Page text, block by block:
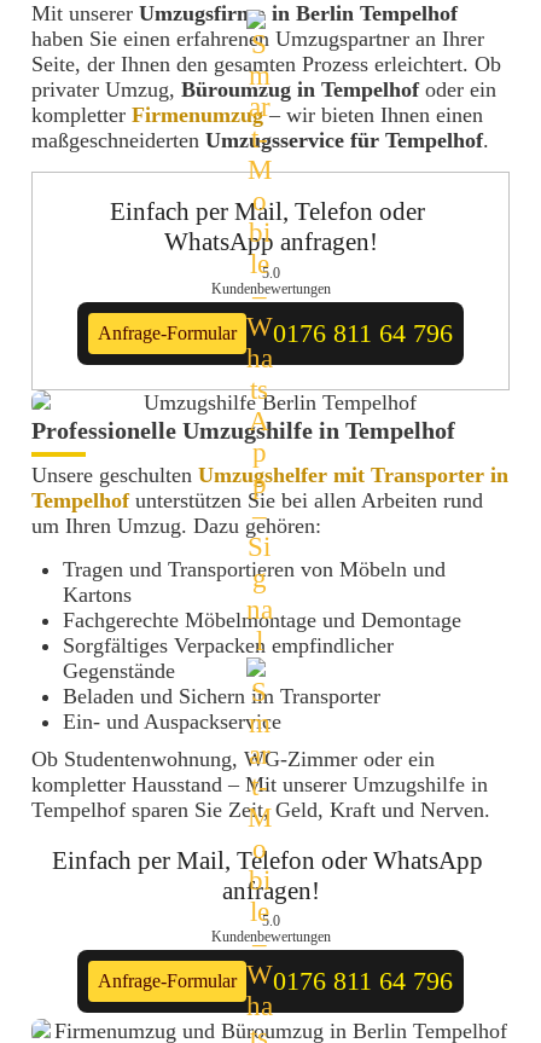
Mit unserer Umzugsfirma in Berlin Tempelhof
haben Sie einen erfahrenen Umzugspartner an Ihrer
Seite, der Ihnen den gesamten Prozess erleichtert. Ob
privater Umzug, Büroumzug in Tempelhofoder ein
kompletter Firmenumzug– wir bieten Ihnen einen
maßgeschneiderten Umzugsservice für Tempelhof.
Einfach per Mail, Telefon oder
WhatsApp anfragen!
5.0
Kundenbewertungen
Anfrage-Formular 0176 811 64 796
Professionelle Umzugshilfe in Tempelhof
Unsere geschulten Umzugshelfer mit Transporter in
Tempelhofunterstützen Sie bei allen Arbeiten rund
um Ihren Umzug. Dazu gehören:
Tragen und Transportieren von Möbeln und
Kartons
Fachgerechte Möbelmontage und Demontage
Sorgfältiges Verpacken empfindlicher
Gegenstände
Beladen und Sichern im Transporter
Ein- und Auspackservice
Ob Studentenwohnung, WG-Zimmer oder ein
kompletter Hausstand – Mit unserer Umzugshilfe in
Tempelhof sparen Sie Zeit, Geld, Kraft und Nerven.
Einfach per Mail, Telefon oder WhatsApp
anfragen!
5.0
Kundenbewertungen
Anfrage-Formular 0176 811 64 796